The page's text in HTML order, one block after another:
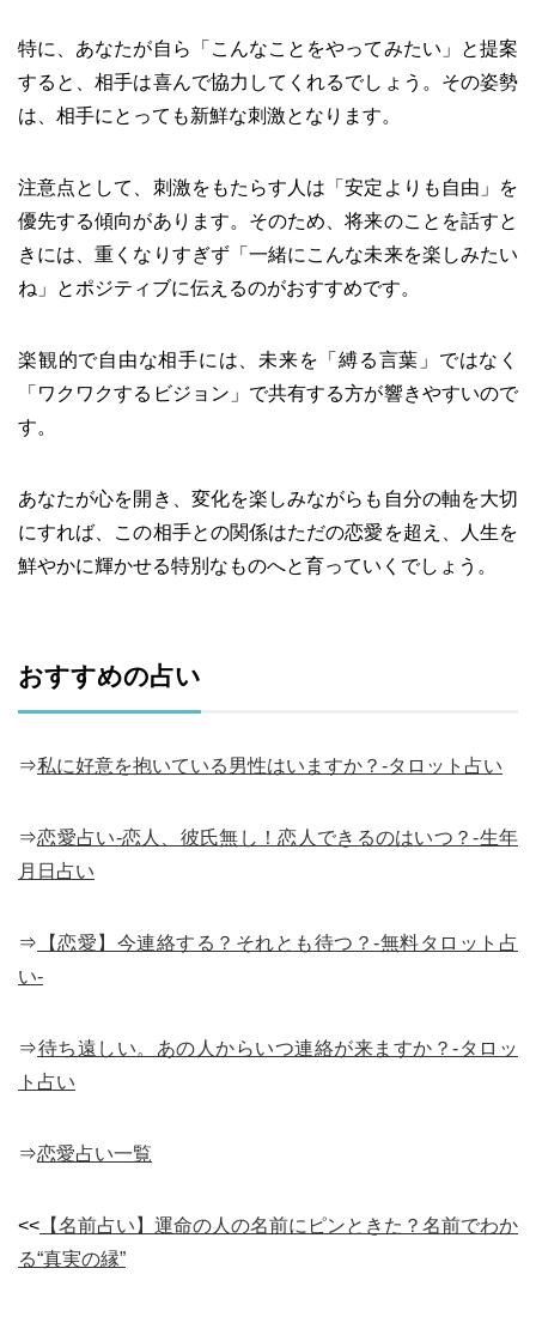
特に、あなたが自ら「こんなことをやってみたい」と提案
すると、相手は喜んで協力してくれるでしょう。その姿勢
は、相手にとっても新鮮な刺激となります。
注意点として、刺激をもたらす人は「安定よりも自由」を
優先する傾向があります。そのため、将来のことを話すと
きには、重くなりすぎず「一緒にこんな未来を楽しみたい
ね」とポジティブに伝えるのがおすすめです。
楽観的で自由な相手には、未来を「縛る言葉」ではなく
「ワクワクするビジョン」で共有する方が響きやすいので
す。
あなたが心を開き、変化を楽しみながらも自分の軸を大切
にすれば、この相手との関係はただの恋愛を超え、人生を
鮮やかに輝かせる特別なものへと育っていくでしょう。
おすすめの占い
⇒私に好意を抱いている男性はいますか？-タロット占い
⇒恋愛占い-恋人、彼氏無し！恋人できるのはいつ？-生年
月日占い
⇒ 【恋愛】今連絡する？それとも待つ？-無料タロット占
い-
⇒待ち遠しい。あの人からいつ連絡が来ますか？-タロッ
ト占い
⇒恋愛占い一覧
<< 【名前占い】運命の人の名前にピンときた？名前でわか
る“真実の縁”